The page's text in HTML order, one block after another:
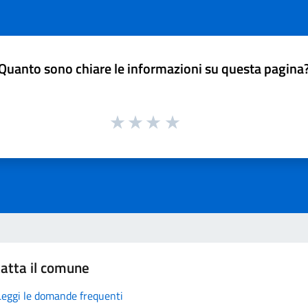
sono chiare le informazioni su questa
il comune
le domande frequenti